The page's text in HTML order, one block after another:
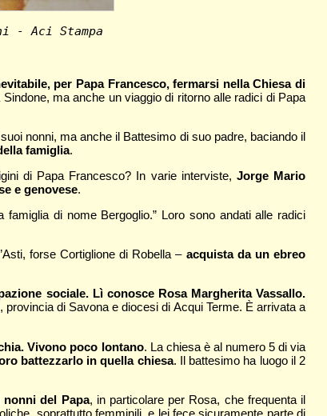
- Aci Stampa
per Papa Francesco, fermarsi nella Chiesa di
ma anche un viaggio di ritorno alle radici di Papa
nonni, ma anche il Battesimo di suo padre, baciando il
famiglia.
di Papa Francesco? In varie interviste, Jorge Mario
e genovese.
di nome Bergoglio.” Loro sono andati alle radici
forse Cortiglione di Robella – acquista da un ebreo
sociale. Lì conosce Rosa Margherita Vassallo.
di Savona e diocesi di Acqui Terme. È arrivata a
Vivono poco lontano. La chiesa è al numero 5 di via
battezzarlo in quella chiesa. Il battesimo ha luogo il 2
del Papa, in particolare per Rosa, che frequenta il
soprattutto femminili, e lei fece sicuramente parte di